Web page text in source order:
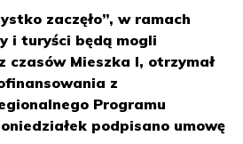
zaczęło”, w ramach
i turyści będą mogli
czasów Mieszka I, otrzymał
z
Programu
podpisano umowę